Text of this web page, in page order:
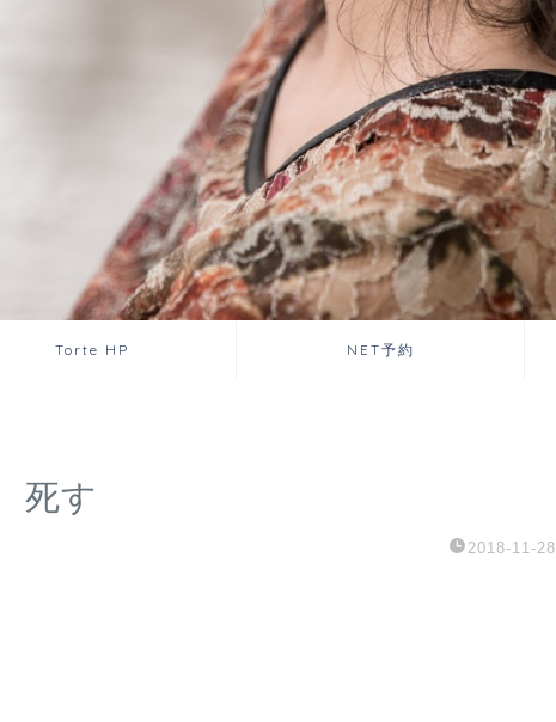
Torte HP NET予約
死す
2018-11-28